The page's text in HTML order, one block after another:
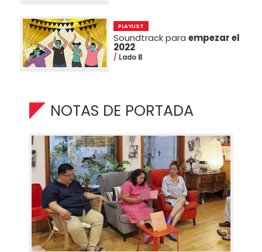
PLAYLIST
Soundtrack paraempezar el
2022
Lado B
NOTAS DE PORTADA